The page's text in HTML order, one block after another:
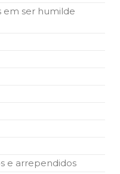
em ser humilde
e arrependidos